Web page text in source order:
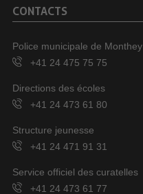
CONTACTS
Police municipale de Monthey
+41 24 475 75 75
Directions des écoles
+41 24 473 61 80
Structure jeunesse
+41 24 471 91 31
Service officiel des curatelles
+41 24 473 61 77